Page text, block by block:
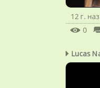
12 г.
0
Lucas